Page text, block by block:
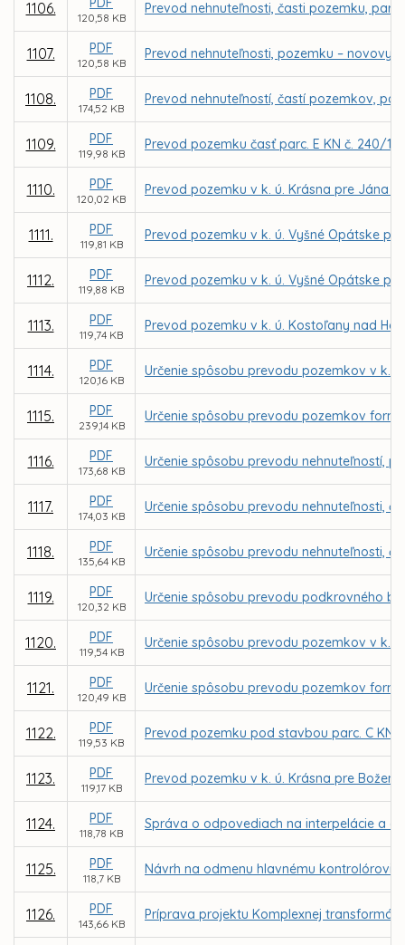
1106.
120,58 KB
Prevod nehnuteľnosti, časti pozemku,
1107. PDF
120,58 KB
Prevod nehnuteľnosti, pozemku –
1108. PDF
174,52 KB
Prevod nehnuteľností, častí pozemkov,
1109. PDF
119,98 KB
Prevod pozemku časť parc. E KN č. 240/
1110. PDF
120,02 KB
Prevod pozemku v k. ú. Krásna pre Jána
1111. PDF
119,81 KB
Prevod pozemku v k. ú. Vyšné Opátske
1112. PDF
119,88 KB
Prevod pozemku v k. ú. Vyšné Opátske
1113. PDF
119,74 KB
Prevod pozemku v k. ú. Kostoľany nad
1114. PDF
120,16 KB
Určenie spôsobu prevodu pozemkov v k.
1115. PDF
239,14 KB
Určenie spôsobu prevodu pozemkov
1116. PDF
173,68 KB
Určenie spôsobu prevodu nehnuteľností,
1117. PDF
174,03 KB
Určenie spôsobu prevodu nehnuteľnosti,
1118. PDF
135,64 KB
Určenie spôsobu prevodu nehnuteľnosti,
1119. PDF
120,32 KB
Určenie spôsobu prevodu podkrovného
1120. PDF
119,54 KB
Určenie spôsobu prevodu pozemkov v k.
1121. PDF
120,49 KB
Určenie spôsobu prevodu pozemkov
1122. PDF
119,53 KB
Prevod pozemku pod stavbou parc. C KN
1123. PDF
119,17 KB
Prevod pozemku v k. ú. Krásna pre
1124. PDF
118,78 KB
Správa o odpovediach na interpelácie a
1125. PDF
118,7 KB
Návrh na odmenu hlavnému kontrolórovi
1126. PDF
143,66 KB
Príprava projektu Komplexnej